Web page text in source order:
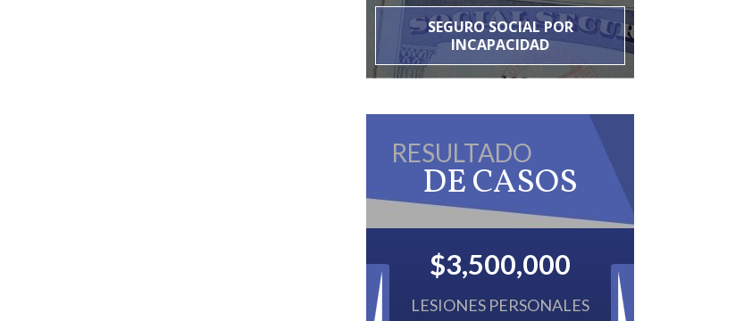
SEGURO SOCIAL POR
INCAPACIDAD
RESULTADO
DE CASOS
$3,500,000
LESIONES PERSONALES
$2,500,000
IMPUESTOS ATRASADOS